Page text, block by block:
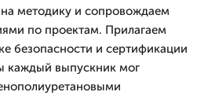
методику и сопровождаем
по проектам. Прилагаем
безопасности и сертификации
каждый выпускник мог